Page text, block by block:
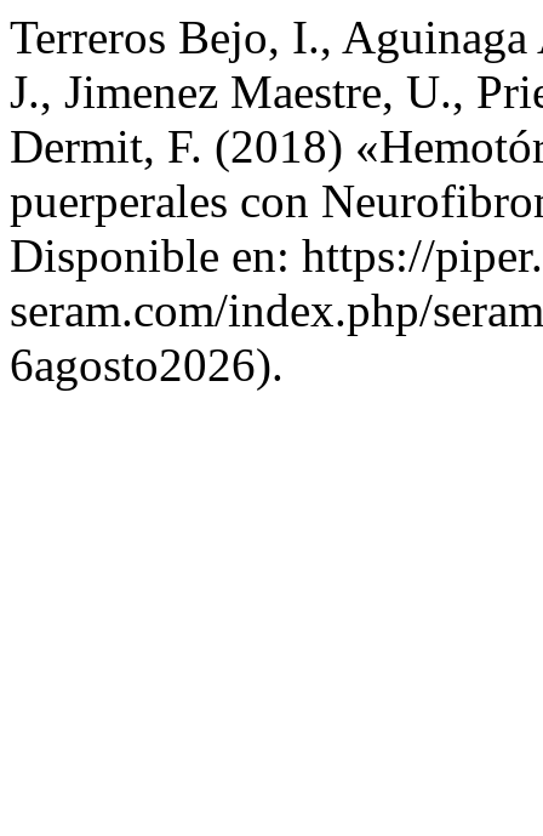
Terreros Bejo, I.,
J., Jimenez Maestre, U.,
Dermit, F. (2018)
puerperales con
Disponible en: https://
seram.com/index.php/
6agosto2026).